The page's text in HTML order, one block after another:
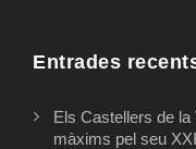
Entrades
Els Castellers de
màxims pel seu